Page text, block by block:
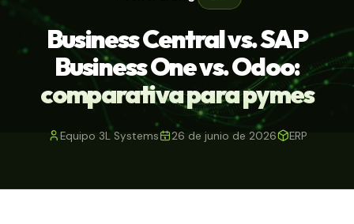
Business Central vs. SAP
Business One vs. Odoo:
comparativa para pymes
Equipo 3L Systems 26 de junio de 2026 ERP